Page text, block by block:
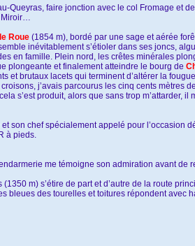
Queyras, faire jonction avec le col Fromage et
Miroir…
Roue (1854 m), bordé par une sage et aérée
inévitablement s’étioler dans ses joncs,
en famille. Plein nord, les crêtes minérales
plongeante et finalement atteindre le bourg de
et brutaux lacets qui terminent d’altérer la
j’avais parcourus les cinq cents mètres
s’est produit, alors que sans trop m’attarder, il
son chef spécialement appelé pour l’occasion
à pieds.
me témoigne son admiration avant de
m) s’étire de part et d’autre de la route
bleues des tourelles et toitures répondent avec